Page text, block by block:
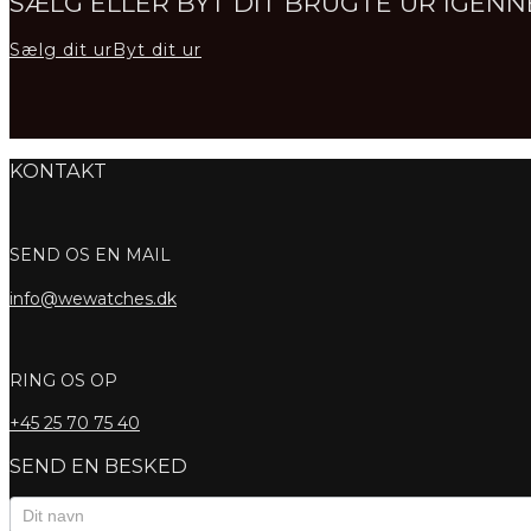
Sælg dit urByt dit ur
KONTAKT
SEND OS EN MAIL
info@wewatches.dk
RING OS OP
+45 25 70 75 40
SEND EN BESKED
Kontaktformular